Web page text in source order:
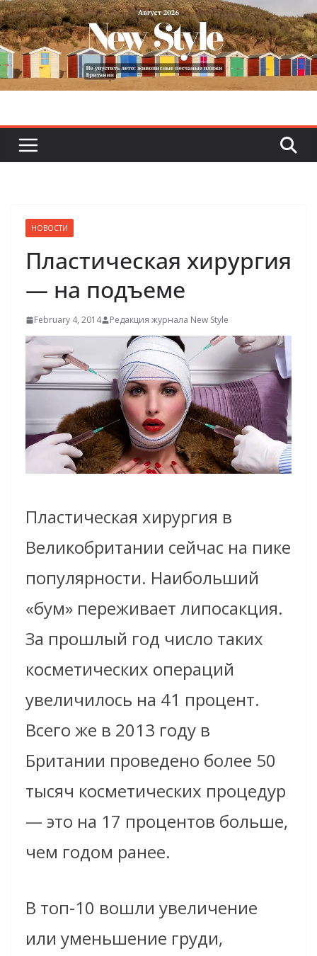
Skip
to
content
НОВОСТИ
Пластическая хирургия
— на подъеме
February 4, 2014 Редакция журнала New Style
Пластическая хирургия в
Великобритании сейчас на пике
популярности. Наибольший
«бум» переживает липосакция.
За прошлый год число таких
косметических операций
увеличилось на 41 процент.
Всего же в 2013 году в
Британии проведено более 50
тысяч косметических процедур
— это на 17 процентов больше,
чем годом ранее.
В топ-10 вошли увеличение
или уменьшение груди,